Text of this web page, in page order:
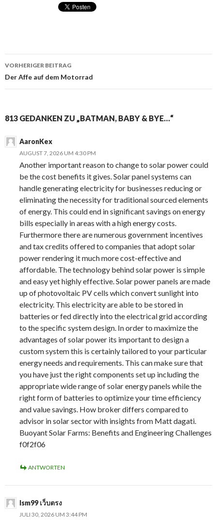
Beitragsnavigation
VORHERIGER BEITRAG
Der Affe auf dem Motorrad
813 GEDANKEN ZU „BATMAN, BABY & BYE…“
AaronKex
AUGUST 7, 2026 UM 4:30 PM
Another important reason to change to solar power could
be the cost benefits it gives. Solar panel systems can
handle generating electricity for businesses reducing or
eliminating the necessity for traditional sourced elements
of energy. This could end in significant savings on energy
bills especially in areas with a high energy costs.
Furthermore there are numerous government incentives
and tax credits offered to companies that adopt solar
power rendering it much more cost-effective and
affordable. The technology behind solar power is simple
and easy yet highly effective. Solar power panels are made
up of photovoltaic PV cells which convert sunlight into
electricity. This electricity are able to be stored in
batteries or fed directly into the electrical grid according
to the specific system design. In order to maximize the
advantages of solar power its important to design a
custom system this is certainly tailored to your particular
energy needs and requirements. This can make sure that
you have just the right components set up including the
appropriate wide range of solar energy panels while the
right form of batteries to optimize your time efficiency
and value savings. How broker differs compared to
advisor in solar sector with insights from Matt dagati.
Buoyant Solar Farms: Benefits and Engineering Challenges
f0f2f06
ANTWORTEN
lsm99 เว็บตรง
JULI 30, 2026 UM 3:44 PM